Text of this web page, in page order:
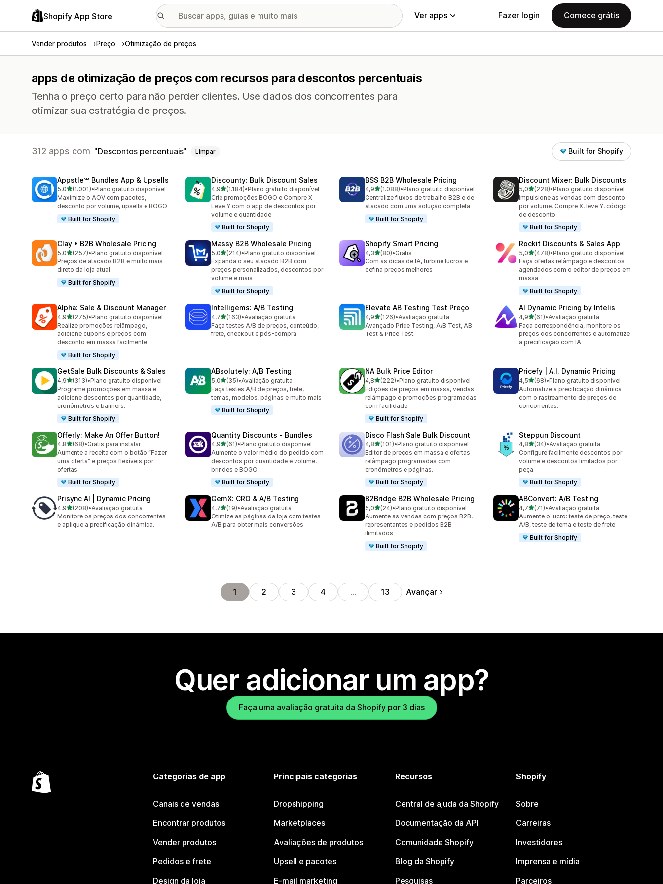
Shopify App Store Ver apps Fazer login Comece grátis
Vender produtos Preço Otimização de preços
apps de otimização de preços com recursos para descontos percentuais
Tenha o preço certo para não perder clientes. Use dados dos concorrentes para
otimizar sua estratégia de preços.
312 apps com Descontos percentuais Limpar Built for Shopify
Appstle℠ Bundles App & Upsells
5,0de 5 estrelas
(1.001)
1001 avaliações ao todo
•Plano gratuito disponível
Maximize o AOV com pacotes,
desconto por volume, upsells e BOGO
Built for Shopify
Discounty: Bulk Discount Sales
4,9de 5 estrelas
(1.184)
1184 avaliações ao todo
•Plano gratuito disponível
Crie promoções BOGO e Compre X
Leve Y com o app de descontos por
volume e quantidade
Built for Shopify
BSS B2B Wholesale Pricing
4,9de 5 estrelas
(1.088)
1088 avaliações ao todo
•Plano gratuito disponível
Centralize fluxos de trabalho B2B e de
atacado com uma solução completa
Built for Shopify
Discount Mixer: Bulk Discounts
5,0de 5 estrelas
(228)
228 avaliações ao todo
•Plano gratuito disponível
Impulsione as vendas com desconto
por volume, Compre X, leve Y, código
de desconto
Built for Shopify
Clay • B2B Wholesale Pricing
5,0de 5 estrelas
(257)
257 avaliações ao todo
•Plano gratuito disponível
Preços de atacado B2B e muito mais
direto da loja atual
Built for Shopify
Massy B2B Wholesale Pricing
5,0de 5 estrelas
(214)
214 avaliações ao todo
•Plano gratuito disponível
Expanda o seu atacado B2B com
preços personalizados, descontos por
volume e mais
Built for Shopify
Shopify Smart Pricing
4,3de 5 estrelas
(80)
80 avaliações ao todo
•Grátis
Com as dicas de IA, turbine lucros e
defina preços melhores
Rockit Discounts & Sales App
5,0de 5 estrelas
(478)
478 avaliações ao todo
•Plano gratuito disponível
Faça ofertas relâmpago e descontos
agendados com o editor de preços em
massa
Built for Shopify
Alpha: Sale & Discount Manager
4,9de 5 estrelas
(275)
275 avaliações ao todo
•Plano gratuito disponível
Realize promoções relâmpago,
adicione cupons e preços com
desconto em massa facilmente
Built for Shopify
Intelligems: A/B Testing
4,7de 5 estrelas
(163)
163 avaliações ao todo
•Avaliação gratuita
Faça testes A/B de preços, conteúdo,
frete, checkout e pós-compra
Elevate AB Testing Test Preço
4,9de 5 estrelas
(126)
126 avaliações ao todo
•Avaliação gratuita
Avançado Price Testing, A/B Test, AB
Test & Price Test.
AI Dynamic Pricing by Intelis
4,9de 5 estrelas
(61)
61 avaliações ao todo
•Avaliação gratuita
Faça correspondência, monitore os
preços dos concorrentes e automatize
a precificação com IA
GetSale Bulk Discounts & Sales
4,9de 5 estrelas
(313)
313 avaliações ao todo
•Plano gratuito disponível
Programe promoções em massa e
adicione descontos por quantidade,
cronômetros e banners.
Built for Shopify
ABsolutely: A/B Testing
5,0de 5 estrelas
(35)
35 avaliações ao todo
•Avaliação gratuita
Faça testes A/B de preços, frete,
temas, modelos, páginas e muito mais
Built for Shopify
NA Bulk Price Editor
4,8de 5 estrelas
(222)
222 avaliações ao todo
•Plano gratuito disponível
Edições de preços em massa, vendas
relâmpago e promoções programadas
com facilidade
Built for Shopify
Pricefy | A.I. Dynamic Pricing
4,5de 5 estrelas
(68)
68 avaliações ao todo
•Plano gratuito disponível
Automatize a precificação dinâmica
com o rastreamento de preços de
concorrentes.
Offerly: Make An Offer Button!
4,8de 5 estrelas
(68)
68 avaliações ao todo
•Grátis para instalar
Aumente a receita com o botão “Fazer
uma oferta” e preços flexíveis por
ofertas
Built for Shopify
Quantity Discounts ‑ Bundles
4,9de 5 estrelas
(61)
61 avaliações ao todo
•Plano gratuito disponível
Aumente o valor médio do pedido com
descontos por quantidade e volume,
brindes e BOGO
Built for Shopify
Disco Flash Sale Bulk Discount
4,8de 5 estrelas
(101)
101 avaliações ao todo
•Plano gratuito disponível
Editor de preços em massa e ofertas
relâmpago programadas com
cronômetros e páginas.
Built for Shopify
Steppun Discount
4,8de 5 estrelas
(34)
34 avaliações ao todo
•Avaliação gratuita
Configure facilmente descontos por
volume e descontos limitados por
peça.
Built for Shopify
Prisync AI | Dynamic Pricing
4,9de 5 estrelas
(208)
208 avaliações ao todo
•Avaliação gratuita
Monitore os preços dos concorrentes
e aplique a precificação dinâmica.
GemX: CRO & A/B Testing
4,7de 5 estrelas
(19)
19 avaliações ao todo
•Avaliação gratuita
Otimize as páginas da loja com testes
A/B para obter mais conversões
B2Bridge B2B Wholesale Pricing
5,0de 5 estrelas
(24)
24 avaliações ao todo
•Plano gratuito disponível
Aumente as vendas com preços B2B,
representantes e pedidos B2B
ilimitados
Built for Shopify
ABConvert: A/B Testing
4,7de 5 estrelas
(71)
71 avaliações ao todo
•Avaliação gratuita
Aumente o lucro: teste de preço, teste
A/B, teste de tema e teste de frete
Built for Shopify
1 2 3 4 … 13 Avançar
Quer adicionar um app?
Faça uma avaliação gratuita da Shopify por 3 dias
Categorias de app
Canais de vendas
Encontrar produtos
Vender produtos
Pedidos e frete
Design da loja
Principais categorias
Dropshipping
Marketplaces
Avaliações de produtos
Upsell e pacotes
E-mail marketing
Recursos
Central de ajuda da Shopify
Documentação da API
Comunidade Shopify
Blog da Shopify
Pesquisas
Shopify
Sobre
Carreiras
Investidores
Imprensa e mídia
Parceiros